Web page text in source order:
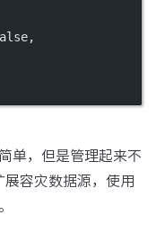
单，但是管理起来不
容灾数据源，使用